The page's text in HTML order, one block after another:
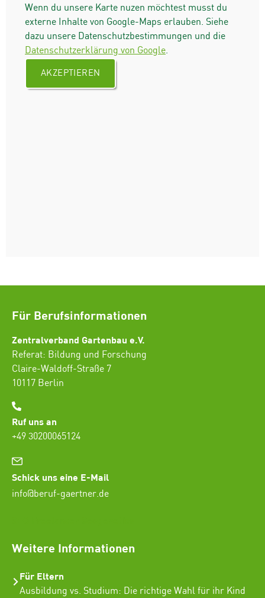
Wenn du unsere Karte nuzen möchtest musst du
externe Inhalte von Google-Maps erlauben. Siehe
dazu unsere Datenschutzbestimmungen und die
Datenschutzerklärung von Google.
AKZEPTIEREN
Für Berufsinformationen
Zentralverband Gartenbau e.V.
Referat: Bildung und Forschung
Claire-Waldoff-Straße 7
10117 Berlin
Ruf uns an
+49 30200065124
Schick uns eine E-Mail
info@beruf-gaertner.de
Weitere Informationen
Für Eltern
Ausbildung vs. Studium: Die richtige Wahl für ihr Kind